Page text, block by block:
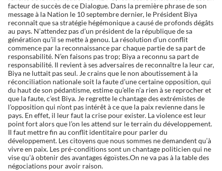
facteur de succès de ce Dialogue. Dans la première phrase de son
message à la Nation le 10 septembre dernier, le Président Biya
reconnaît que sa stratégie hégémonique a causé de profonds dégâts
au pays. N’attendez pas d’un président de la république de sa
génération qu’il se mette à genou. La résolution d’un conflit
commence par la reconnaissance par chaque partie de sa part de
responsabilité. N’en faisons pas trop; Biya a reconnu sa part de
responsabilité. Il revient à ses adversaires de reconnaître la leur car,
Biya ne luttait pas seul. Je crains que le non aboutissement à la
réconciliation nationale soit la faute d’une certaine opposition, qui
du haut de son pédantisme, estime qu’elle n’a rien à se reprocher et
que la faute, c’est Biya. Je regrette le chantage des extrémistes de
l’opposition qui n’ont pas intérêt à ce que la paix revienne dans le
pays. En effet, il leur faut la crise pour exister. La violence est leur
point fort alors que l’on les attend sur le terrain du développement.
Il faut mettre fin au conflit identitaire pour parler du
développement. Les citoyens que nous sommes ne demandent qu’à
vivre en paix. Les pré-conditions sont un chantage politicien qui ne
vise qu’à obtenir des avantages égoïstes.On ne va pas à la table des
négociations pour avoir raison.